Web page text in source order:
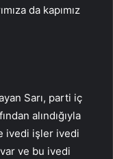
da kapımız
Sarı, parti iç
alındığıyla
ivedi işler ivedi
ve bu ivedi